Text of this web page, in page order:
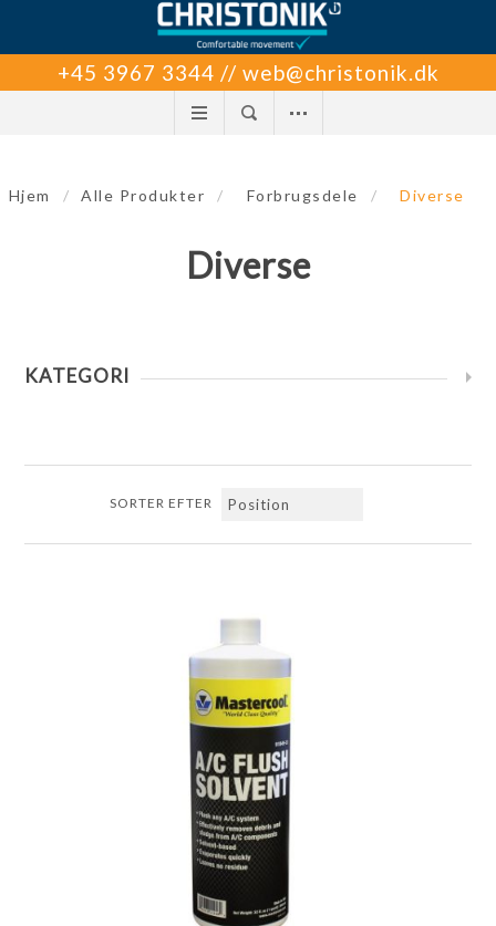
+45 3967 3344 // web@christonik.dk
Hjem / Alle Produkter / Forbrugsdele / Diverse
Diverse
KATEGORI
SORTER EFTER